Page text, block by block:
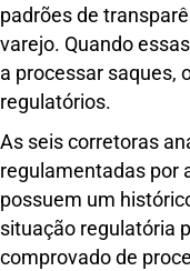
padrões de
varejo. Quando
a processar saques,
regulatórios.
As seis corretoras
regulamentadas por
possuem um
situação regulatória
comprovado de